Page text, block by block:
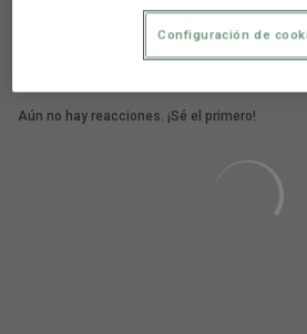
Aún no hay reacciones. ¡Sé el primero!
Configuración de